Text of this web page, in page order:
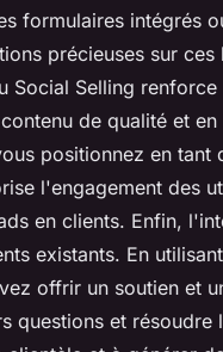
formulaires intégrés
précieuses sur ces
Social Selling
de qualité et
positionnez en tant
l'engagement des
en clients. Enfin,
existants. En
offrir un soutien et
questions et résoudre